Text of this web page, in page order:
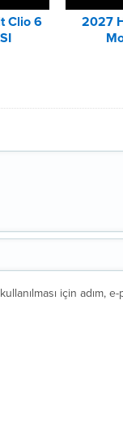
Clio 6
2027
için adım,